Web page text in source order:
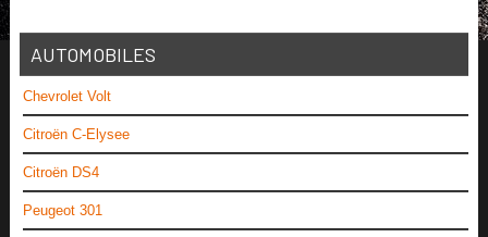
AUTOMOBILES
Chevrolet Volt
Citroën C-Elysee
Citroën DS4
Peugeot 301